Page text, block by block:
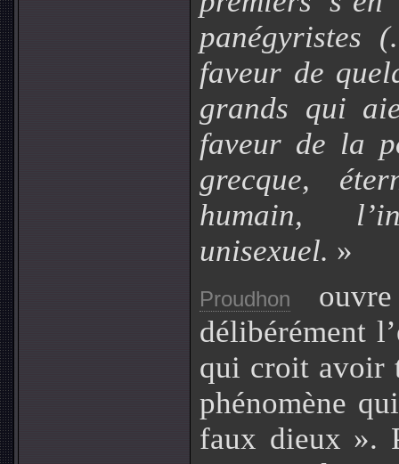
panégyristes
faveur de
grands qui
faveur de la
grecque,
humain,
unisexuel. »
Proudhon
délibérément
qui croit avoir
phénomène
faux dieux ».